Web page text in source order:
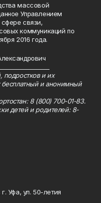
массовой
Управлением
связи,
коммуникаций по
2016 года.
подростков и их
и анонимный
8 (800) 700-01-83.
детей и родителей: 8-
Уфа, ул. 50-летия